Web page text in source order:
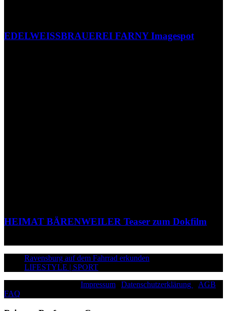
EDELWEISSBRAUEREI FARNY Imagespot
HEIMAT BÄRENWEILER Teaser zum Dokfilm
Ravensburg auf dem Fahrrad erkunden
LIFESTYLE | SPORT
Impressum Datenschutzerklärung AGB
FAQ